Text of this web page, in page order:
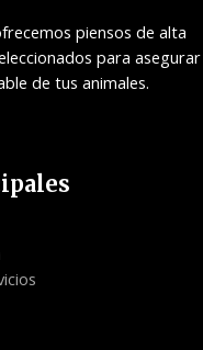
piensos de alta
para asegurar
de tus animales.